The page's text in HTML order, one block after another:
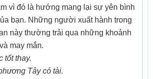
vì đó là hướng mang lại sự yên bình
bạn. Những người xuất hành trong
này thường trải qua những khoảnh
may mắn.
tốt thay.
Tây có tài.